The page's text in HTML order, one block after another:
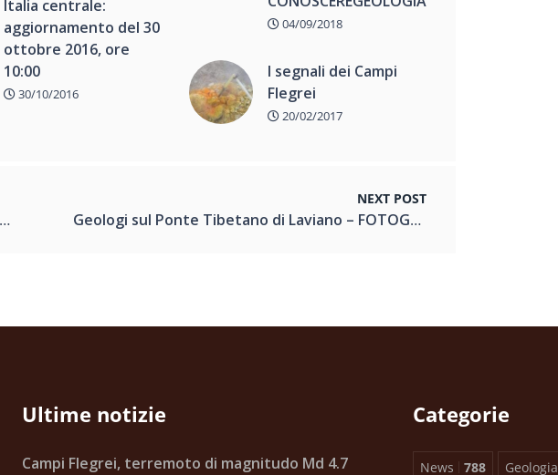
Italia centrale:
aggiornamento del 30
ottobre 2016, ore
10:00
30/10/2016
04/09/2018
I segnali dei Campi
Flegrei
20/02/2017
NEXT POST
Geologi sul Ponte Tibetano di Laviano – FOTOGALLERY CONOSCEREGEOLOGIA
Ultime notizie
Campi Flegrei, terremoto di magnitudo Md 4.7
Categorie
News 788 Geologia